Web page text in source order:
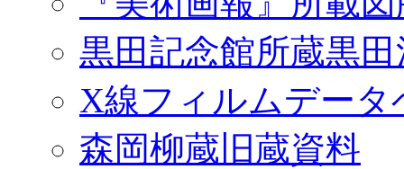
黒田記念館所蔵黒
X線フィルムデータ
森岡柳蔵旧蔵資料